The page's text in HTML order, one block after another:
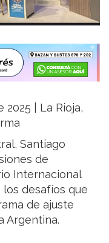
2025 | La Rioja,
Santiago
de
Internacional
los desafíos que
de ajuste
Argentina.